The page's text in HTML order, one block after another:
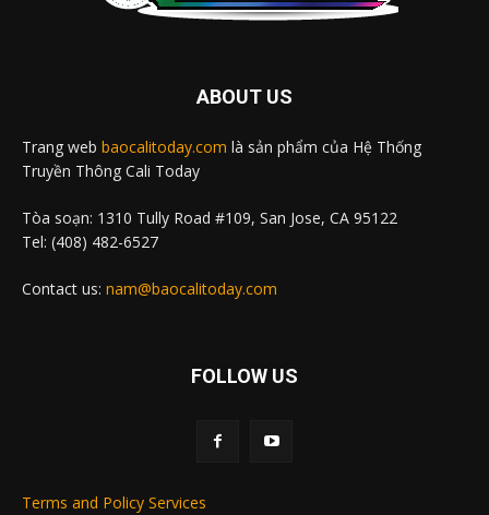
ABOUT US
Trang web baocalitoday.com là sản phẩm của Hệ Thống
Truyền Thông Cali Today
Tòa soạn: 1310 Tully Road #109, San Jose, CA 95122
Tel: (408) 482-6527
Contact us: nam@baocalitoday.com
FOLLOW US
Terms and Policy Services